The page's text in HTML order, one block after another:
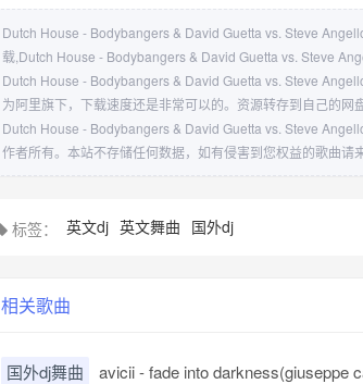
Dutch House - Bodybangers & David Guetta vs. Steve
载,Dutch House - Bodybangers & David Guetta vs. Steve
Dutch House - Bodybangers & David Guetta vs. Steve
为阿里旗下，下载速度还是非常可以的。资源转存到自己的网
Dutch House - Bodybangers & David Guetta vs. Steve
作者所有。本站不存储任何数据，如有侵害到您权益的歌曲请
标签： 英文dj 英文舞曲 国外dj
相关歌曲
国外dj舞曲 avicii - fade into darkness(giuseppe